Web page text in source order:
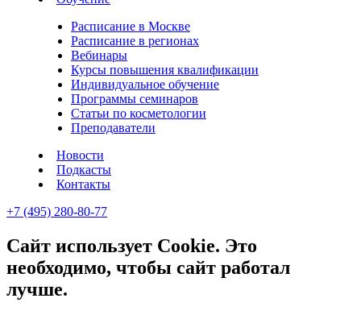
Расписание в Москве
Расписание в регионах
Вебинары
Курсы повышения квалификации
Индивидуальное обучение
Программы семинаров
Статьи по косметологии
Преподаватели
Новости
Подкасты
Контакты
+7 (495) 280-80-77
Сайт использует Cookie. Это
необходимо, чтобы сайт работал
лучше.